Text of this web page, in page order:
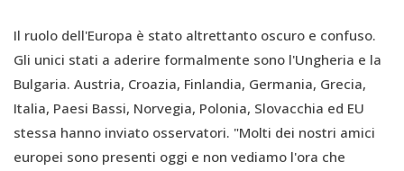
Il ruolo dell'Europa è stato altrettanto oscuro e confuso.
Gli unici stati a aderire formalmente sono l'Ungheria e la
Bulgaria. Austria, Croazia, Finlandia, Germania, Grecia,
Italia, Paesi Bassi, Norvegia, Polonia, Slovacchia ed EU
stessa hanno inviato osservatori. "Molti dei nostri amici
europei sono presenti oggi e non vediamo l'ora che